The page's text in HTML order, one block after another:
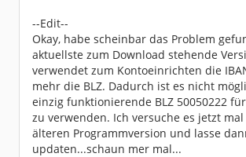
--Edit--
Okay, habe scheinbar das Problem
aktuellste zum Download stehende
verwendet zum Kontoeinrichten die
mehr die BLZ. Dadurch ist es nicht
einzig funktionierende BLZ 50050222
zu verwenden. Ich versuche es jetzt
älteren Programmversion und lasse
updaten...schaun mer mal...